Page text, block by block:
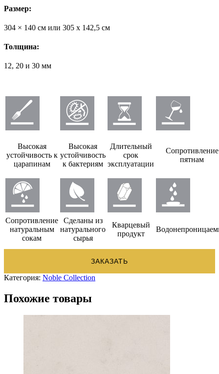
Размер:
304 × 140 см или 305 х 142,5 см
Толщина:
12, 20 и 30 мм
Высокая
устойчивость к
царапинам
Высокая
устойчивость
к бактериям
Длительный
срок
эксплуатации
Сопротивление
пятнам
Сопротивление
натуральным
сокам
Сделаны из
натурального
сырья
Кварцевый
продукт
ЗАКАЗАТЬ
Категория: Noble Collection
Похожие товары